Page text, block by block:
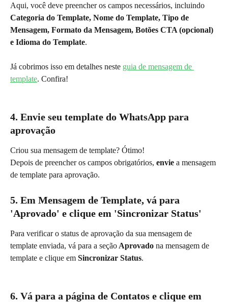
Aqui, você deve preencher os campos necessários, incluindo
Categoria do Template, Nome do Template, Tipo de
Mensagem, Formato da Mensagem, Botões CTA (opcional)
e Idioma do Template.
Já cobrimos isso em detalhes neste guia de mensagem de
template. Confira!
4. Envie seu template do WhatsApp para
aprovação
Criou sua mensagem de template? Ótimo!
Depois de preencher os campos obrigatórios, envie a mensagem
de template para aprovação.
5. Em Mensagem de Template, vá para
'Aprovado' e clique em 'Sincronizar Status'
Para verificar o status de aprovação da sua mensagem de
template enviada, vá para a seção Aprovado na mensagem de
template e clique em Sincronizar Status.
6. Vá para a página de Contatos e clique em